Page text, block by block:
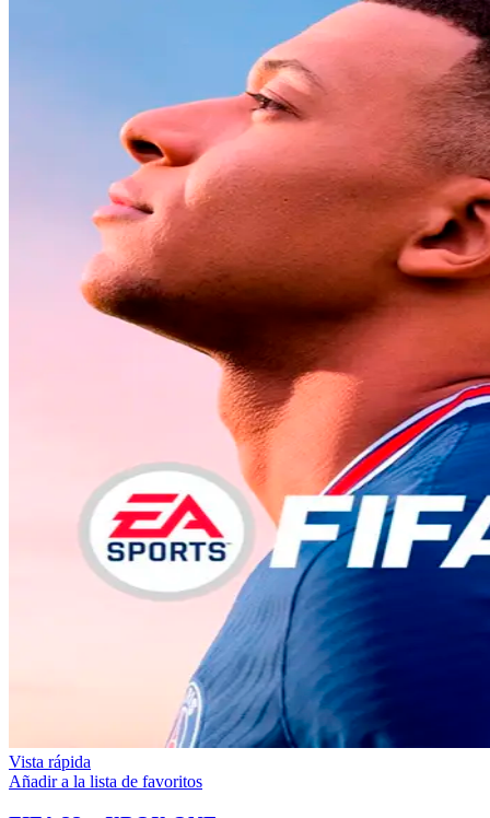
Vista rápida
Añadir a la lista de favoritos